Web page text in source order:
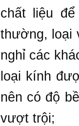
chất liệu
thường, loại
nghỉ các
loại kính
nên có độ
vượt trội;